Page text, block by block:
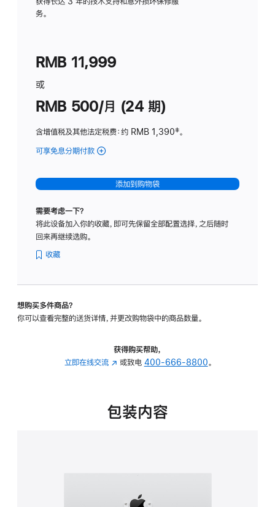
务。
RMB 11,999
或
RMB 500/月 (24 期)
含增值税及其他法定税费：约 RMB 1,390脚
‡。
可享免息分期付款 (Studio
-
标
璃
转
的
添加到购物袋
需要考虑一下？
将此设备加入你的收藏，即可先保留全部配置选择，之后随时
回来再继续选购。
收藏
想购买多件商品？
你可以查看完整的送货详情，并更改购物袋中的商品数量。
获得购买帮助，
立即在线交流 (在
中
或致电 400-666-8800。
包装内容